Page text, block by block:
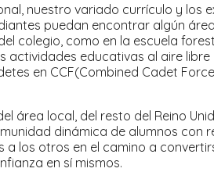
nuestro variado currículo y los
puedan encontrar algún
colegio, como en la escuela
actividades educativas al aire
en CCF(Combined Cadet
área local, del resto del Reino
dinámica de alumnos con
a los otros en el camino a
en sí mismos.